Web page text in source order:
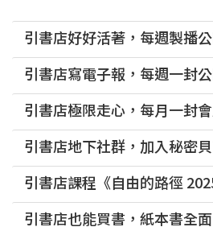
引書店好好活著，每週製播
引書店寫電子報，每週一封
引書店極限走心，每月一封
引書店地下社群，加入秘密
引書店課程《自由的路徑
引書店也能買書，紙本書全